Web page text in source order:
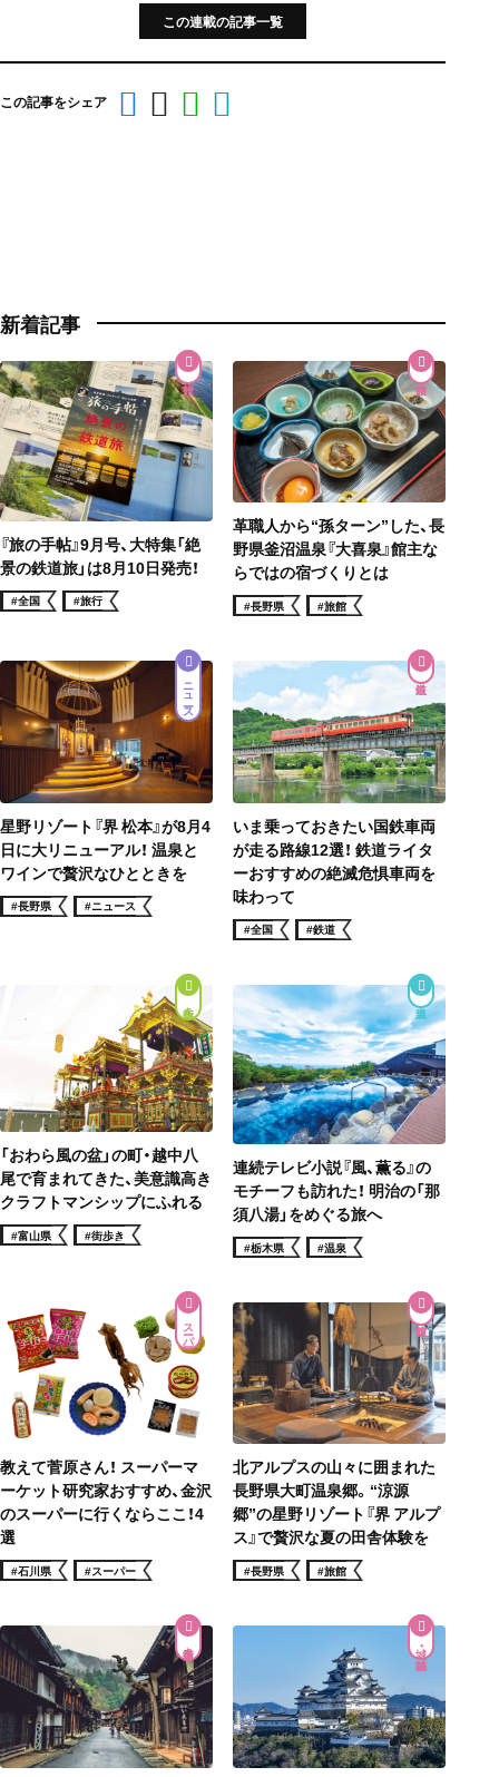
この連載の記事一覧
この記事をシェア
新着記事
『旅の手帖』9月号、大特集「絶
景の鉄道旅」は8月10日発売！
#全国 #旅行
革職人から“孫ターン”した、長
野県釜沼温泉『大喜泉』館主な
らではの宿づくりとは
#長野県 #旅館
ニュース
星野リゾート『界 松本』が8月4
日に大リニューアル！ 温泉と
ワインで贅沢なひとときを
#長野県 #ニュース
いま乗っておきたい国鉄車両
が走る路線12選！ 鉄道ライタ
ーおすすめの絶滅危惧車両を
味わって
#全国 #鉄道
街歩き
「おわら風の盆」の町・越中八
尾で育まれてきた、美意識高き
クラフトマンシップにふれる
#富山県 #街歩き
連続テレビ小説『風、薫る』の
モチーフも訪れた！ 明治の「那
須八湯」をめぐる旅へ
#栃木県 #温泉
スーパー
教えて菅原さん！ スーパーマ
ーケット研究家おすすめ、金沢
のスーパーに行くならここ！4
選
#石川県 #スーパー
北アルプスの山々に囲まれた
長野県大町温泉郷。“涼源
郷”の星野リゾート『界 アルプ
ス』で贅沢な夏の田舎体験を
#長野県 #旅館
街道歩き 城・城跡